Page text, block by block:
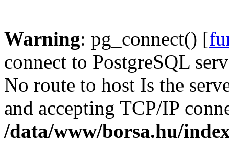
Warning: pg_connect() [
connect to PostgreSQL
No route to host Is the
and accepting TCP/IP
/data/www/borsa.hu/